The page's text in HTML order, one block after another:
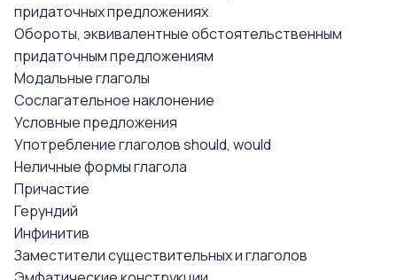
придаточных предложениях
Обороты, эквивалентные обстоятельственным
придаточным предложениям
Модальные глаголы
Сослагательное наклонение
Условные предложения
Употребление глаголов should, would
Неличные формы глагола
Причастие
Герундий
Инфинитив
Заместители существительных и глаголов